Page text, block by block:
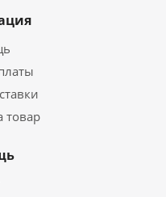
товар